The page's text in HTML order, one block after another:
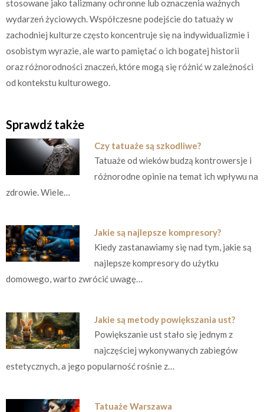
stosowane jako talizmany ochronne lub oznaczenia ważnych
wydarzeń życiowych. Współczesne podejście do tatuaży w
zachodniej kulturze często koncentruje się na indywidualizmie i
osobistym wyrazie, ale warto pamiętać o ich bogatej historii
oraz różnorodności znaczeń, które mogą się różnić w zależności
od kontekstu kulturowego.
Sprawdź także
Czy tatuaże są szkodliwe?
Tatuaże od wieków budzą kontrowersje i
różnorodne opinie na temat ich wpływu na
zdrowie. Wiele…
Jakie są najlepsze kompresory?
Kiedy zastanawiamy się nad tym, jakie są
najlepsze kompresory do użytku
domowego, warto zwrócić uwagę…
Jakie są metody powiększania ust?
Powiększanie ust stało się jednym z
najczęściej wykonywanych zabiegów
estetycznych, a jego popularność rośnie z…
Tatuaże Warszawa